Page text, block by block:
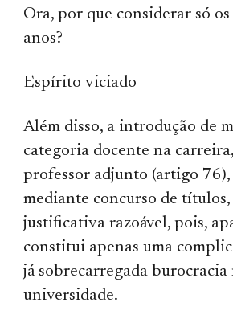
Ora, por que considerar só
anos?
Espírito viciado
Além disso, a introdução de
categoria docente na
professor adjunto (artigo 76),
mediante concurso de títulos,
justificativa razoável, pois,
constitui apenas uma
já sobrecarregada burocracia
universidade.